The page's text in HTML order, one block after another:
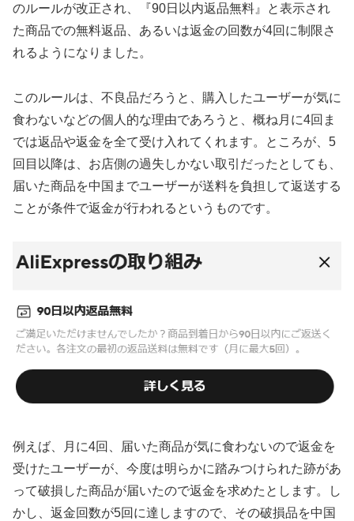
のルールが改正され、『90日以内返品無料』と表示され
た商品での無料返品、あるいは返金の回数が4回に制限さ
れるようになりました。
このルールは、不良品だろうと、購入したユーザーが気に
食わないなどの個人的な理由であろうと、概ね月に4回ま
では返品や返金を全て受け入れてくれます。ところが、5
回目以降は、お店側の過失しかない取引だったとしても、
届いた商品を中国までユーザーが送料を負担して返送する
ことが条件で返金が行われるというものです。
例えば、月に4回、届いた商品が気に食わないので返金を
受けたユーザーが、今度は明らかに踏みつけられた跡があ
って破損した商品が届いたので返金を求めたとします。し
かし、返金回数が5回に達しますので、その破損品を中国